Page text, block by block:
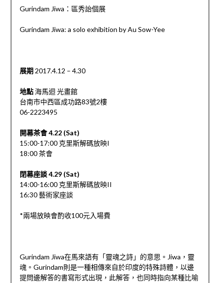
Gurindam Jiwa：區秀詒個展
Gurindam Jiwa: a solo exhibition by Au Sow-Yee
展期 2017.4.12 – 4.30
地點海馬迴 光畫館
台南市中西區成功路83號2樓
06-2223495
開幕茶會 4.22 (Sat)
15:00-17:00 克里斯解碼放映I
18:00 茶會
閉幕座談 4.29 (Sat)
14:00-16:00 克里斯解碼放映II
16:30 藝術家座談
*兩場放映會酌收100元入場費
Gurindam Jiwa在馬來語有「靈魂之詩」的意思。Jiwa，靈
魂。Gurindam則是一種相傳來自於印度的特殊詩體，以邊
提問邊解答的書寫形式出現，此解答，也同時指向某種比喻